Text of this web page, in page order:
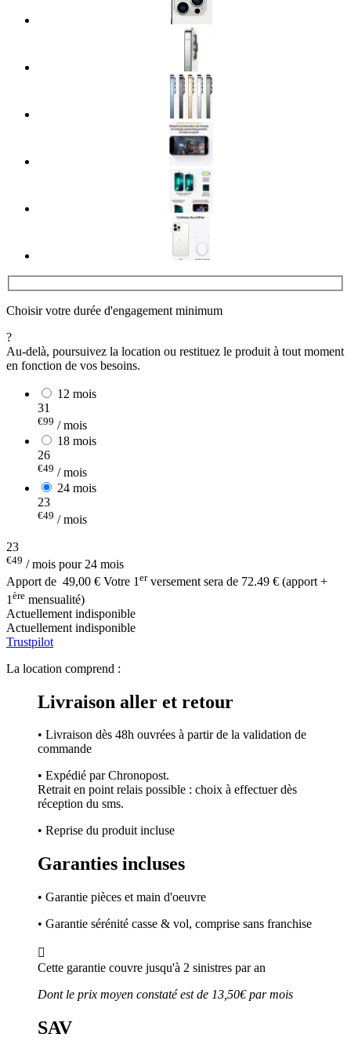
Choisir votre durée d'engagement minimum
?
Au-delà, poursuivez la location ou restituez le produit à tout moment
en fonction de vos besoins.
12 mois
31
€99 / mois
18 mois
26
€49 / mois
24 mois
23
€49 / mois
23
€49 / mois pour 24 mois
Apport de 49,00 € Votre 1 erversement sera de 72.49 € (apport +
1 ère mensualité)
Actuellement indisponible
Actuellement indisponible
Trustpilot
La location comprend :
Livraison aller et retour
• Livraison dès 48h ouvrées à partir de la validation de
commande
• Expédié par Chronopost.
Retrait en point relais possible : choix à effectuer dès
réception du sms.
• Reprise du produit incluse
Garanties incluses
• Garantie pièces et main d'oeuvre
• Garantie sérénité casse & vol, comprise sans franchise

Cette garantie couvre jusqu'à 2 sinistres par an
Dont le prix moyen constaté est de 13,50€ par mois
SAV